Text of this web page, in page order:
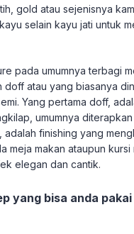
gold atau sejenisnya
selain kayu jati untuk
pada umumnya terbagi
doff atau yang biasanya
Yang pertama doff,
umumnya
adalah finishing yang
meja makan ataupun kursi
elegan dan cantik.
yang bisa anda